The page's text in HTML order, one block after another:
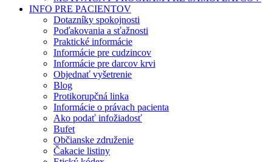
INFO PRE PACIENTOV
Dotazníky spokojnosti
Poďakovania a sťažnosti
Praktické informácie
Informácie pre cudzincov
Informácie pre darcov krvi
Objednať vyšetrenie
Blog
Protikorupčná linka
Informácie o právach pacienta
Ako podať infožiadosť
Bufet
Občianske združenie
Čakacie listiny